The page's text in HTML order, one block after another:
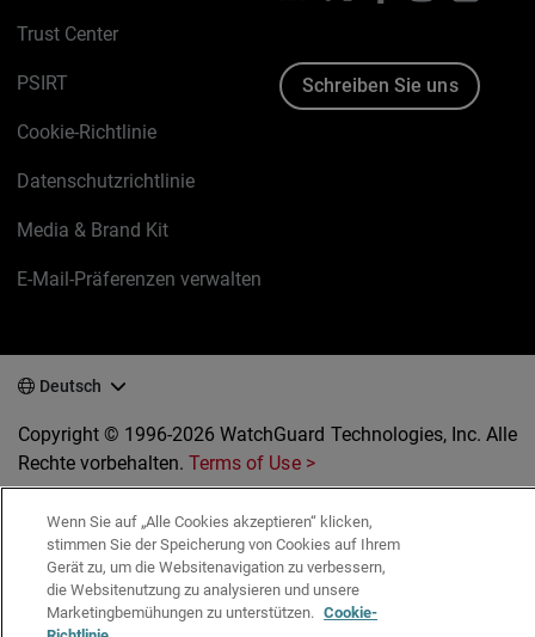
Trust Center
PSIRT
Cookie-Richtlinie
Datenschutzrichtlinie
Media & Brand Kit
E-Mail-Präferenzen verwalten
Schreiben Sie uns
Deutsch
Copyright © 1996-2026 WatchGuard Technologies, Inc. Alle
Rechte vorbehalten.Terms of Use >
Wenn Sie auf „Alle Cookies akzeptieren“ klicken,
stimmen Sie der Speicherung von Cookies auf Ihrem
Gerät zu, um die Websitenavigation zu verbessern,
die Websitenutzung zu analysieren und unsere
Marketingbemühungen zu unterstützen. Cookie-